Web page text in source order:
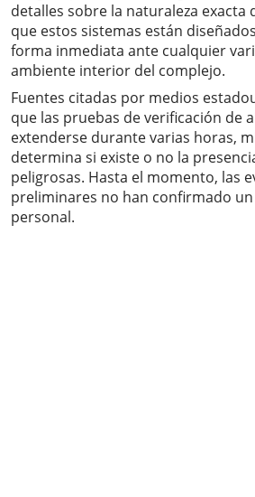
detalles sobre la naturaleza exacta
que estos sistemas están
forma inmediata ante cualquier
ambiente interior del complejo.
Fuentes citadas por medios
que las pruebas de verificación de
extenderse durante varias horas,
determina si existe o no la
peligrosas. Hasta el momento, las
preliminares no han confirmado
personal.